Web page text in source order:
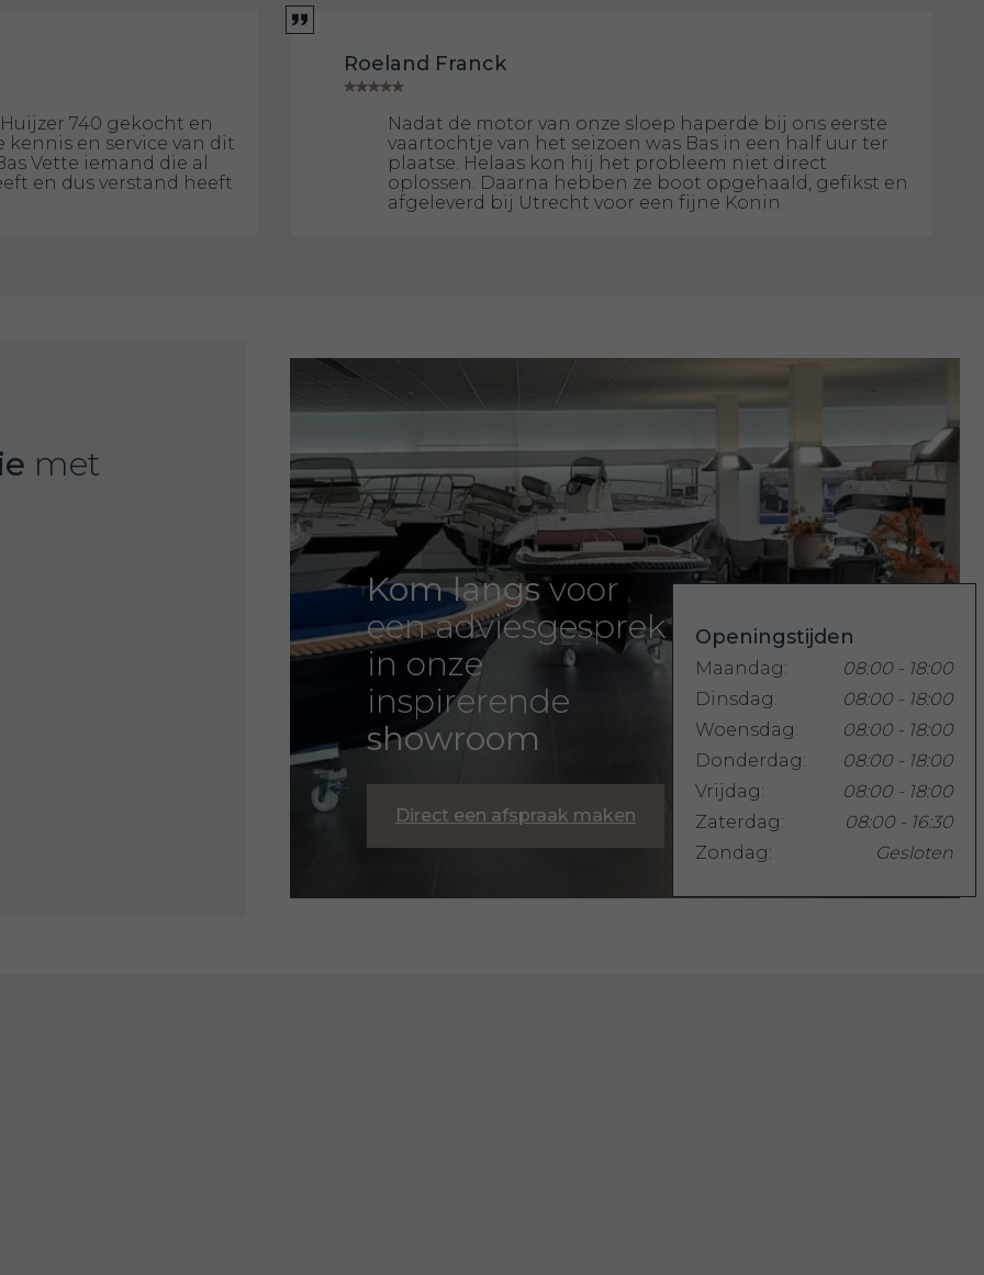
740 gekocht en
en service van dit
Vette iemand die al
en dus verstand heeft
Roeland Franck
Nadat de motor van onze sloep haperde bij ons eerste
vaartochtje van het seizoen was Bas in een half uur ter
plaatse. Helaas kon hij het probleem niet direct
oplossen. Daarna hebben ze boot opgehaald, gefikst en
afgeleverd bij Utrecht voor een fijne Konin
met
Kom langsvoor
een adviesgesprek
in onze
inspirerende
showroom
Direct een afspraak maken
Openingstijden
Maandag:
08:00 - 18:00
Dinsdag:
08:00 - 18:00
Woensdag:
08:00 - 18:00
Donderdag:
08:00 - 18:00
Vrijdag:
08:00 - 18:00
Zaterdag:
08:00 - 16:30
Zondag:
Gesloten